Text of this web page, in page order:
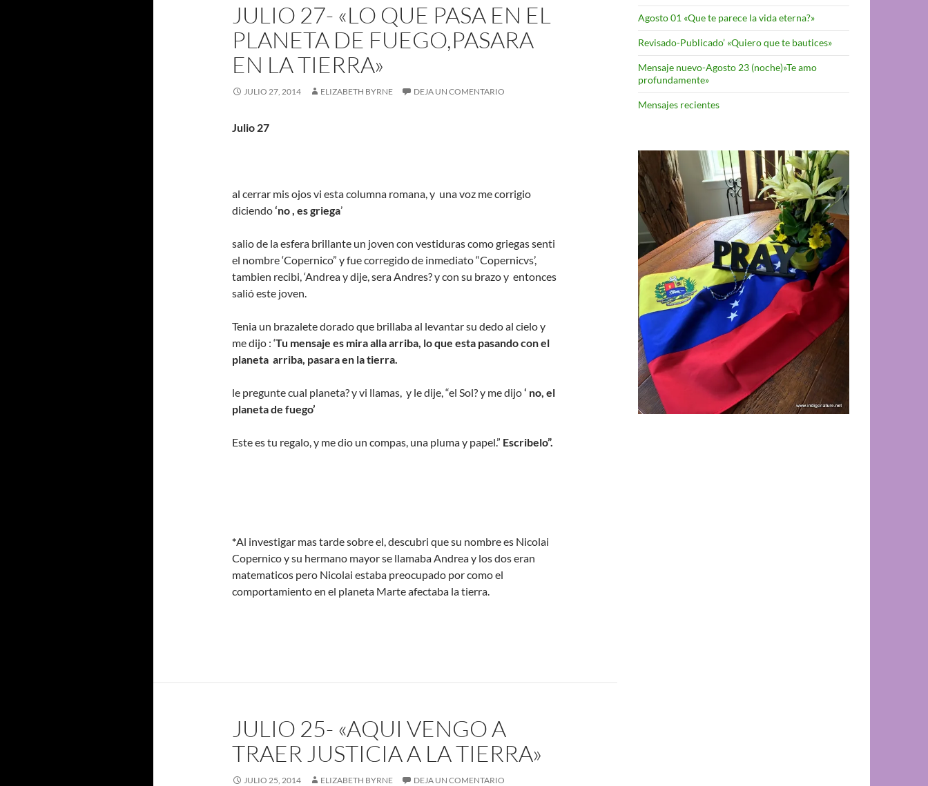
JULIO 27- «LO QUE PASA EN EL
PLANETA DE FUEGO,PASARA
EN LA TIERRA»
JULIO 27, 2014 ELIZABETH BYRNE DEJA UN COMENTARIO
Julio 27
al cerrar mis ojos vi esta columna romana, y una voz me corrigio
diciendo‘no , es griega’
salio de la esfera brillante un joven con vestiduras como griegas senti
el nombre ‘Copernico” y fue corregido de inmediato “Copernicvs’,
tambien recibi, ‘Andrea y dije, sera Andres? y con su brazo y entonces
salió este joven.
Tenia un brazalete dorado que brillaba al levantar su dedo al cielo y
me dijo : ‘Tu mensaje es mira alla arriba, lo que esta pasando con el
planeta arriba, pasara en la tierra.
le pregunte cual planeta? y vi llamas, y le dije, “el Sol? y me dijo‘ no, el
planeta de fuego’
Este es tu regalo, y me dio un compas, una pluma y papel.” Escribelo”.
*Al investigar mas tarde sobre el, descubri que su nombre es Nicolai
Copernico y su hermano mayor se llamaba Andrea y los dos eran
matematicos pero Nicolai estaba preocupado por como el
comportamiento en el planeta Marte afectaba la tierra.
JULIO 25- «AQUI VENGO A
TRAER JUSTICIA A LA TIERRA»
JULIO 25, 2014 ELIZABETH BYRNE DEJA UN COMENTARIO
Agosto 01 «Que te parece la vida eterna?»
Revisado-Publicado’ «Quiero que te bautices»
Mensaje nuevo-Agosto 23 (noche)»Te amo
profundamente»
Mensajes recientes